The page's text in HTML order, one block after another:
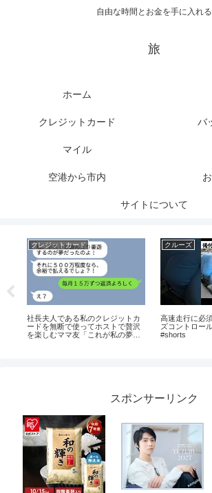
自由な時間とお金を手に入れる
旅
ホーム
クレジットカード バ
マイル
空港から市内
サイトについて
クレジットカード
社長夫人である私のクレジットカ
ードを無断で使ってホストで贅沢
を楽しむママ友「これが私の夢だ
クルーズ
高速走行に必
ズコントロー
#shorts
スポンサーリンク